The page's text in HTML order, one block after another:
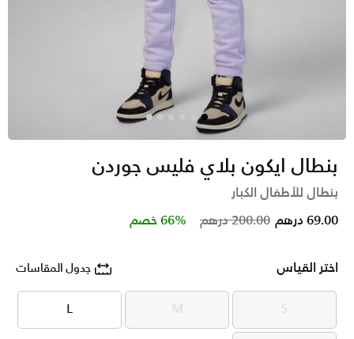
بنطال ايكون بلاي فليس جوردن
بنطال للأطفال الكبار
Price reduced from
200.00 درهم to 69.00 درهم 66% خصم
اختر القياس جدول المقاسات
S
S
M
M
L
L